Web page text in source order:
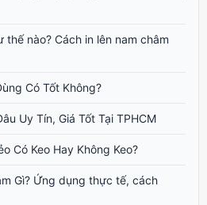
thế nào? Cách in lên nam châm
Có Tốt Không?
Uy Tín, Giá Tốt Tại TPHCM
Có Keo Hay Không Keo?
Gì? Ứng dụng thực tế, cách